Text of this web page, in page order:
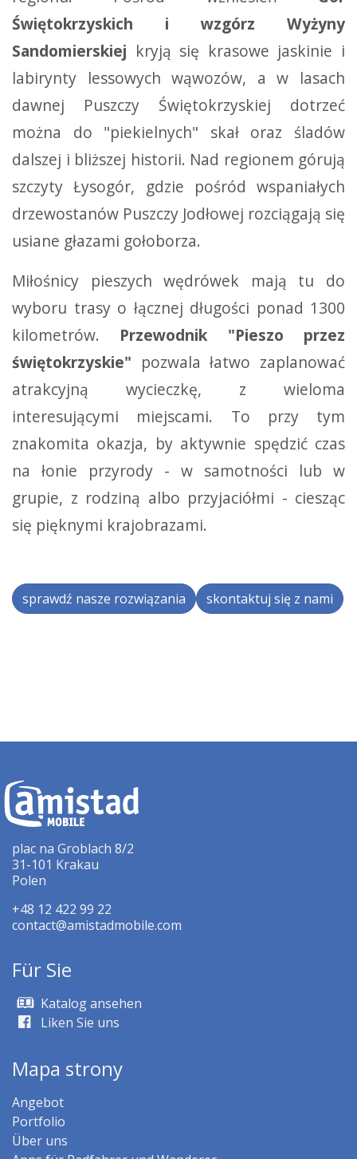
Świętokrzyskich i wzgórz Wyżyny
Sandomierskiej kryją się krasowe jaskinie i
labirynty lessowych wąwozów, a w lasach
dawnej Puszczy Świętokrzyskiej dotrzeć
można do "piekielnych" skał oraz śladów
dalszej i bliższej historii. Nad regionem górują
szczyty Łysogór, gdzie pośród wspaniałych
drzewostanów Puszczy Jodłowej rozciągają się
usiane głazami gołoborza.
Miłośnicy pieszych wędrówek mają tu do
wyboru trasy o łącznej długości ponad 1300
kilometrów. Przewodnik "Pieszo przez
świętokrzyskie" pozwala łatwo zaplanować
atrakcyjną wycieczkę, z wieloma
interesującymi miejscami. To przy tym
znakomita okazja, by aktywnie spędzić czas
na łonie przyrody - w samotności lub w
grupie, z rodziną albo przyjaciółmi - ciesząc
się pięknymi krajobrazami.
sprawdź nasze rozwiązania skontaktuj się z nami
plac na Groblach 8/2
31-101 Krakau
Polen
+48 12 422 99 22
contact@amistadmobile.com
Für Sie
Katalog ansehen
Liken Sie uns
Mapa strony
Angebot
Portfolio
Über uns